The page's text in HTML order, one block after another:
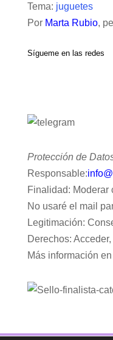
Tema: juguetes
Por Marta Rubio,
Sígueme en las redes
Protección de
Responsable:
Finalidad: Moderar
No usaré el mail
Legitimación:
Derechos:
Más información en